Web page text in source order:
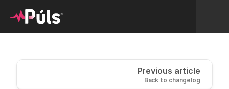
Previous article
Back to changelog